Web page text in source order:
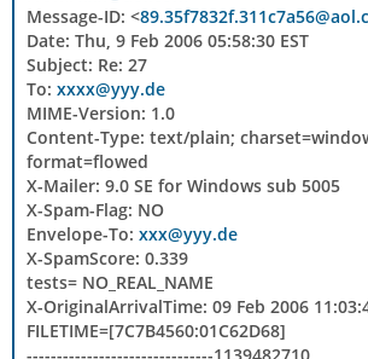
Message-ID: <
Date: Thu, 9 Feb 2006 05:58:30 EST
Subject: Re: 27
To: xxxx@yyy.de
MIME-Version: 1.0
Content-Type: text/plain;
format=flowed
X-Mailer: 9.0 SE for Windows sub 5005
X-Spam-Flag: NO
Envelope-To: xxx@yyy.de
X-SpamScore: 0.339
tests= NO_REAL_NAME
X-OriginalArrivalTime: 09 Feb 2006
FILETIME=[7C7B4560:01C62D68]